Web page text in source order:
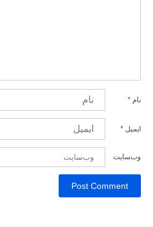
نام *
ایمیل *
وب‌سایت